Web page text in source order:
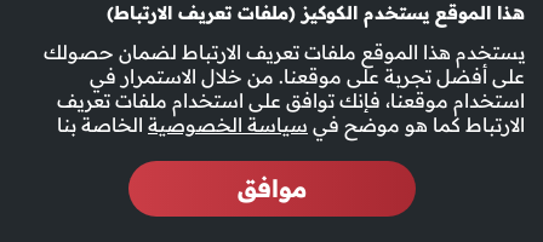
هذا الموقع يستخدم الكوكيز (ملفات تعريف الارتباط)
يستخدم هذا الموقع ملفات تعريف الارتباط لضمان حصولك
على أفضل تجربة على موقعنا. من خلال الاستمرار في
استخدام موقعنا، فإنك توافق على استخدام ملفات تعريف
الارتباط كما هو موضح في سياسة الخصوصية الخاصة بنا
موافق
سياسة الخصوصية الأحكام والشروط